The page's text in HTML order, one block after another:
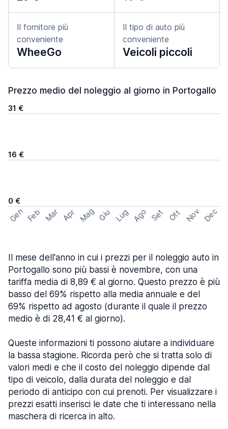
Il fornitore più
conveniente
WheeGo
Il tipo di auto più
conveniente
Veicoli piccoli
Prezzo medio del noleggio al giorno in Portogallo
31 €
16 €
0 €
Gen Feb Mar Apr Mag Giu Lug Ago Set Ott Nov Dec
Il mese dell'anno in cui i prezzi per il noleggio auto in
Portogallo sono più bassi è novembre, con una
tariffa media di 8,89 € al giorno. Questo prezzo è più
basso del 69% rispetto alla media annuale e del
69% rispetto ad agosto (durante il quale il prezzo
medio è di 28,41 € al giorno).
Queste informazioni ti possono aiutare a individuare
la bassa stagione. Ricorda però che si tratta solo di
valori medi e che il costo del noleggio dipende dal
tipo di veicolo, dalla durata del noleggio e dal
periodo di anticipo con cui prenoti. Per visualizzare i
prezzi esatti inserisci le date che ti interessano nella
maschera di ricerca in alto.